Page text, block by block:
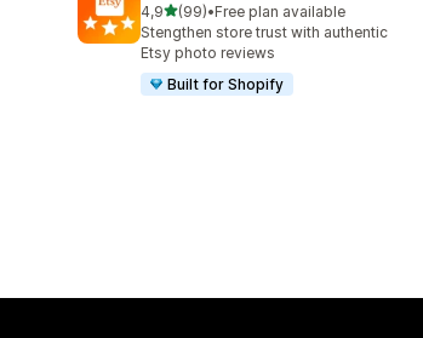
4,9z 5 hvězd
(99)
Celkový počet recenzí: 99
•Free plan available
Stengthen store trust with authentic
Etsy photo reviews
Built for Shopify